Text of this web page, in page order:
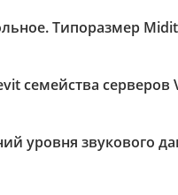
Типоразмер
семейства серверов
уровня звукового